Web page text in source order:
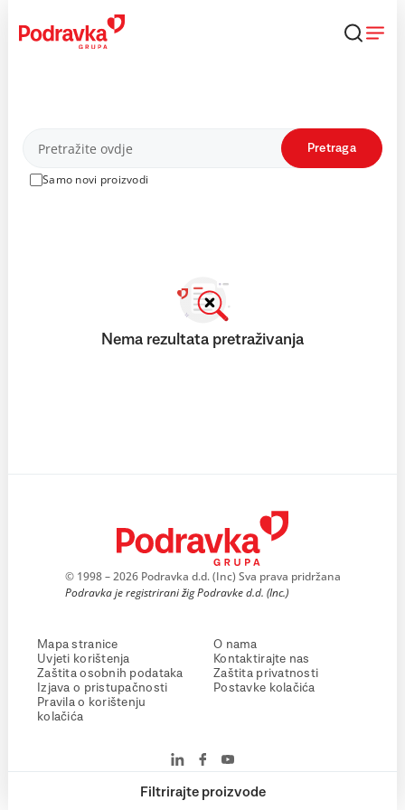
content
Proizvodi
Samo novi proizvodi
Pretraga
Filtrirajte proizvode
Nema rezultata pretraživanja
© 1998 – 2026 Podravka d.d. (Inc) Sva prava pridržana
Podravka je registrirani žig Podravke d.d. (Inc.)
Mapa stranice
Uvjeti korištenja
Zaštita osobnih podataka
Izjava o pristupačnosti
Pravila o korištenju
kolačića
O nama
Kontaktirajte nas
Zaštita privatnosti
Postavke kolačića